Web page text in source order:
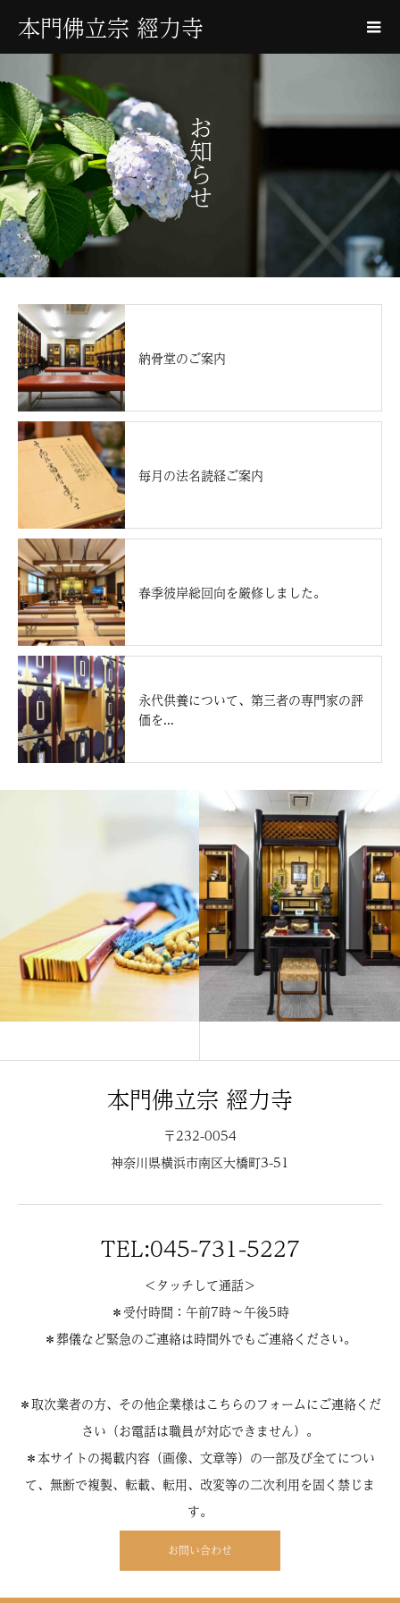
本門佛立宗 經力寺
お知らせ
納骨堂のご案内
毎月の法名読経ご案内
春季彼岸総回向を厳修しました。
永代供養について、第三者の専門家の評
価を...
本門佛立宗 經力寺
〒232-0054
神奈川県横浜市南区大橋町3-51
TEL:045-731-5227
＜タッチして通話＞
＊受付時間：午前7時〜午後5時
＊葬儀など緊急のご連絡は時間外でもご連絡ください。
＊取次業者の方、その他企業様はこちらのフォームにご連絡くだ
さい（お電話は職員が対応できません）。
＊本サイトの掲載内容（画像、文章等）の一部及び全てについ
て、無断で複製、転載、転用、改変等の二次利用を固く禁じま
す。
お問い合わせ